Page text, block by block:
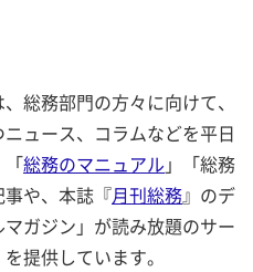
総務部門の方々に向けて、
ュース、コラムなどを平日
「総務のマニュアル 」「総務
や、本誌『月刊総務』のデ
ガジン」が読み放題のサー
を提供しています。